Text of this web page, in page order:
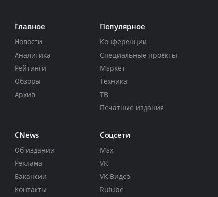
Главное
Новости
Аналитика
Рейтинги
Обзоры
Архив
Популярное
Конференции
Специальные проекты
Маркет
Техника
ТВ
Печатные издания
CNews
Об издании
Реклама
Вакансии
Контакты
Соцсети
Max
VK
VK Видео
Rutube